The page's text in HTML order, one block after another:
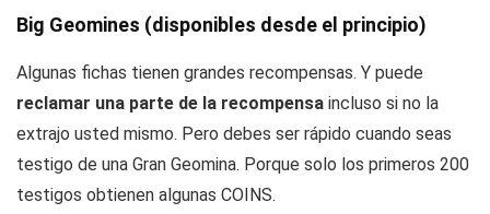
Big Geomines (disponibles desde el principio)
Algunas fichas tienen grandes recompensas. Y puede
reclamar una parte de la recompensa incluso si no la
extrajo usted mismo. Pero debes ser rápido cuando seas
testigo de una Gran Geomina. Porque solo los primeros 200
testigos obtienen algunas COINS.